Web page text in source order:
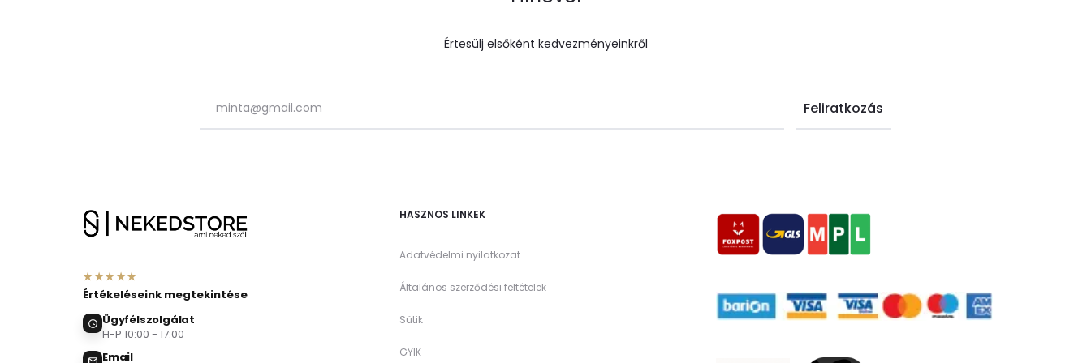
Értesülj elsőként kedvezményeinkről
★★★★★
Értékeléseink megtekintése
Ügyfélszolgálat
H-P 10:00 - 17:00
Email
HASZNOS LINKEK
Adatvédelmi nyilatkozat
Általános szerződési feltételek
Sütik
GYIK